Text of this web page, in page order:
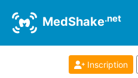
MedShake.net
Inscription